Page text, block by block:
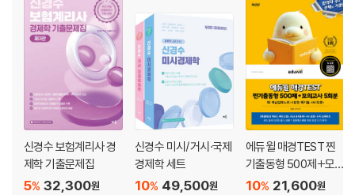
Part 2. 거시경제학
Chapter 1. 국민소득의 측정
Chapter 2. 고전학파의 국민소득결정이론
Chapter 3. 케인즈의 국민소득결정이론
Chapter 4. 케인즈의 승수이론
Chapter 5. 소비함수이론
Chapter 6. 투자함수이론
Chapter 7. 화폐공급이론
Chapter 8. 화폐수요이론
신경수 보험계리사 경
제학 기출문제집
32,300원
5%
신경수 미시/거시·국제
경제학 세트
49,500원
10%
에듀윌 매경TEST 찐
기출동형 500제+모의
고사 5회분21,600원
10%